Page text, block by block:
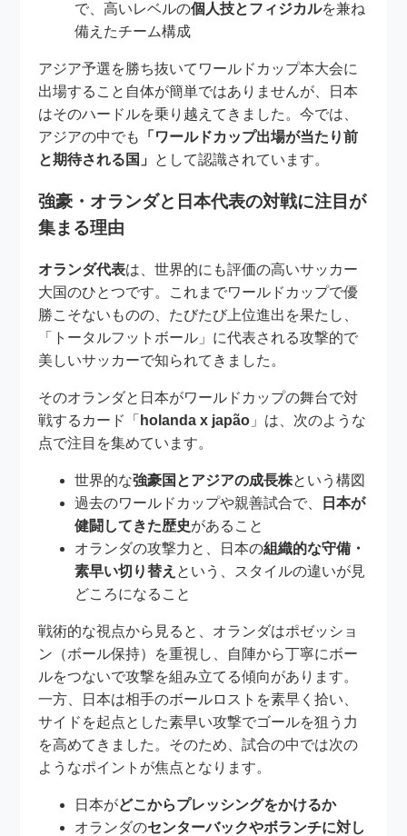
で、高いレベルの個人技とフィジカルを兼ね
備えたチーム構成
アジア予選を勝ち抜いてワールドカップ本大会に
出場すること自体が簡単ではありませんが、日本
はそのハードルを乗り越えてきました。今では、
アジアの中でも
「ワールドカップ出場が当たり前
と期待される国」 として認識されています。
強豪・オランダと日本代表の対戦に注目が
集まる理由
オランダ代表は、世界的にも評価の高いサッカー
大国のひとつです。これまでワールドカップで優
勝こそないものの、たびたび上位進出を果たし、
「トータルフットボール」に代表される攻撃的で
美しいサッカーで知られてきました。
そのオランダと日本がワールドカップの舞台で対
戦するカード「 holanda x japão 」は、次のような
点で注目を集めています。
世界的な強豪国とアジアの成長株という構図
過去のワールドカップや親善試合で、
日本が
健闘してきた歴史があること
オランダの攻撃力と、日本の組織的な守備・
素早い切り替え という、スタイルの違いが見
どころになること
戦術的な視点から見ると、オランダはポゼッショ
ン（ボール保持）を重視し、自陣から丁寧にボー
ルをつないで攻撃を組み立てる傾向があります。
一方、日本は相手のボールロストを素早く拾い、
サイドを起点とした素早い攻撃でゴールを狙う力
を高めてきました。そのため、試合の中では次の
ようなポイントが焦点となります。
日本がどこからプレッシングをかけるか
オランダのセンターバックやボランチに対し